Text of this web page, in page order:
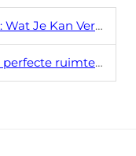
Kan Verwachten
trainingsapparaat